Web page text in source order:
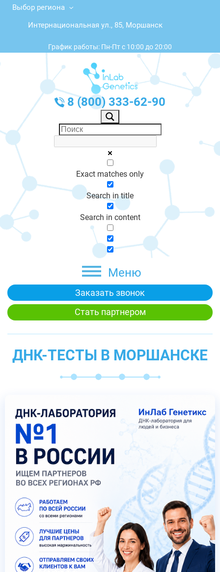
Выбор региона
Интернациональная ул., 85, Моршанск
График работы: Пн-Пт с 10:00 до 20:00
8 (800) 333-62-90
Exact matches only
Search in title
Search in content
Меню
Заказать звонок
Стать партнером
ДНК-ТЕСТЫ В МОРШАНСКЕ